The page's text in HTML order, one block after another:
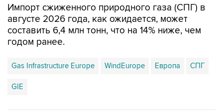
Импорт сжиженного природного газа (СПГ) в
августе 2026 года, как ожидается, может
составить 6,4 млн тонн, что на 14% ниже, чем
годом ранее.
Gas Infrastructure Europe WindEurope Европа СПГ
GIE